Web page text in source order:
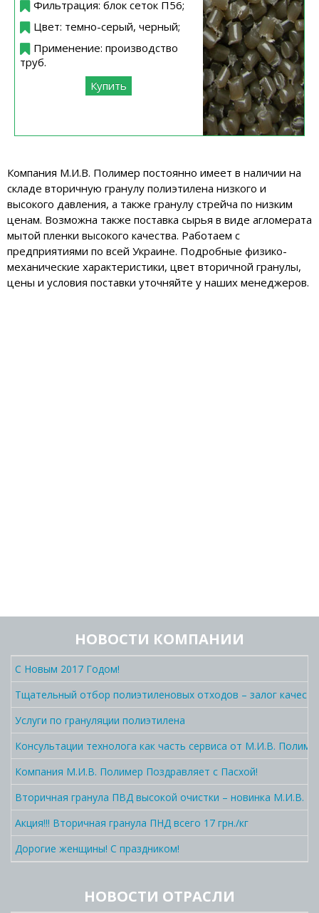
Фильтрация: блок сеток П56;
Цвет: темно-серый, черный;
Применение: производство
труб.
Купить
Компания М.И.В. Полимер постоянно имеет в наличии на
складе вторичную гранулу полиэтилена низкого и
высокого давления, а также гранулу стрейча по низким
ценам. Возможна также поставка сырья в виде агломерата
мытой пленки высокого качества. Работаем с
предприятиями по всей Украине. Подробные физико-
механические характеристики, цвет вторичной гранулы,
цены и условия поставки уточняйте у наших менеджеров.
НОВОСТИ КОМПАНИИ
С Новым 2017 Годом!
Тщательный отбор полиэтиленовых отходов – залог
Услуги по грануляции полиэтилена
Консультации технолога как часть сервиса от М.И.В.
Компания М.И.В. Полимер Поздравляет с Пасхой!
Вторичная гранула ПВД высокой очистки – новинка М.И.В.
Акция!!! Вторичная гранула ПНД всего 17 грн./кг
Дорогие женщины! С праздником!
НОВОСТИ ОТРАСЛИ